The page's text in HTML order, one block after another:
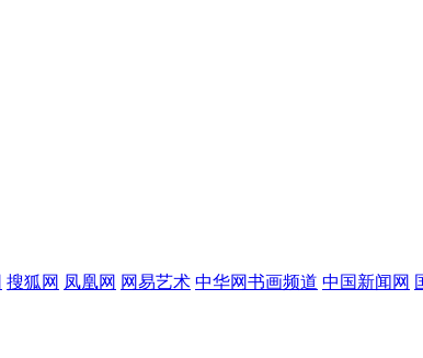
搜狐网 凤凰网 网易艺术 中华网书画频道 中国新闻网